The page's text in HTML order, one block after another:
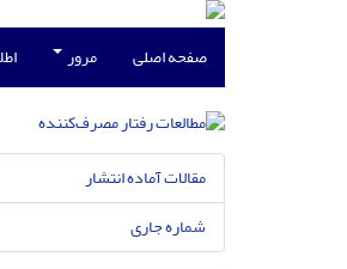
صفحه اصلی مرور
مقالات آماده انتشار
شماره جاری